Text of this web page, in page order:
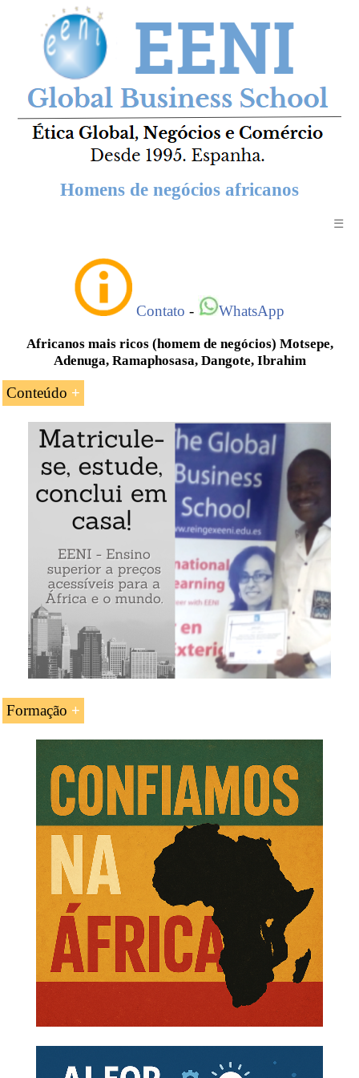
Homens de negócios africanos
☰
Contato - WhatsApp
Africanos mais ricos (homem de negócios) Motsepe,
Adenuga, Ramaphosasa, Dangote, Ibrahim
Conteúdo
1- Osafricanos mais ricos do
Espaço económico
Africano.
Homens de negócios da Nigéria.
Alhaji Aliko Dangote
«O homem mais rico de
Doutor Mike Adenuga
Tony Elumelu
Orji Uzor Kalu
Abdulsamad Rabiu
Olufemi Otedola
Doutor Alhaji Indimi
Tunde Folawiyo
Hakeem Belo-Osagie
Adewale Tinubu
Lt. Gen. Teófilo Yakubu Danjuma
Oba Otudeko
3- África do Sul.
Patrice Motsepe
Cyril Ramaphosa
4- Sudão.
Maomé Ibrahim
Osama Abdul Latif
Formação
Homens de negócios africanos
» é estudada nos
seguintes programas ministrados pela EENI Global
Business School:
Treinamento: Economia de África.
Doutoramento em Negócios Africanos.